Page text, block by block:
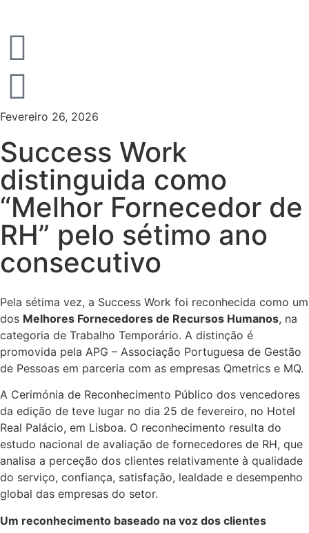
Fevereiro 26, 2026
Success Work
distinguida como
“Melhor Fornecedor de
RH” pelo sétimo ano
consecutivo
Pela sétima vez, a Success Work foi reconhecida como um
dos Melhores Fornecedores de Recursos Humanos, na
categoria de Trabalho Temporário. A distinção é
promovida pela APG – Associação Portuguesa de Gestão
de Pessoas em parceria com as empresas Qmetrics e MQ.
A Cerimónia de Reconhecimento Público dos vencedores
da edição de teve lugar no dia 25 de fevereiro, no Hotel
Real Palácio, em Lisboa. O reconhecimento resulta do
estudo nacional de avaliação de fornecedores de RH, que
analisa a perceção dos clientes relativamente à qualidade
do serviço, confiança, satisfação, lealdade e desempenho
global das empresas do setor.
Um reconhecimento baseado na voz dos clientes